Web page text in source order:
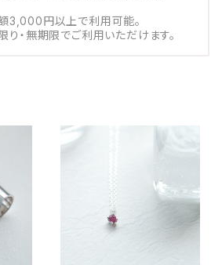
3,000円以上で利用可能。
り・無期限でご利用いただけます。